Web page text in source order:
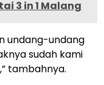
3 in 1 Malang
undang-undang
sudah kami
tambahnya.